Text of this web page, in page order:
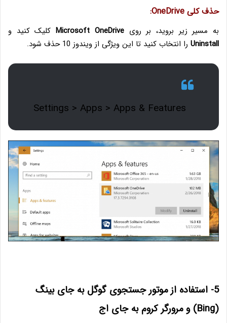
حذف کلی OneDrive:
به مسیر زیر بروید، بر رویMicrosoft OneDriveکلیک کنید و
Uninstall را انتخاب کنید تا این ویژگی از ویندوز 10 حذف شود.
Settings > Apps > Apps & Features
5- استفاده از موتور جستجوی گوگل به جای بینگ
(Bing) و مرورگر کروم به جای اج